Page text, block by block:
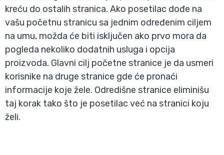
kreću do ostalih stranica. Ako posetilac dođe na
vašu početnu stranicu sa jednim određenim ciljem
na umu, možda će biti isključen ako prvo mora da
pogleda nekoliko dodatnih usluga i opcija
proizvoda. Glavni cilj početne stranice je da usmeri
korisnike na druge stranice gde će pronaći
informacije koje žele. Odredišne stranice eliminišu
taj korak tako što je posetilac već na stranici koju
želi.